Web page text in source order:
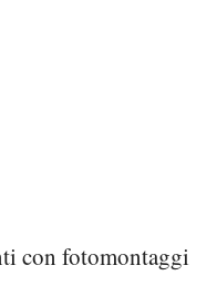
con fotomontaggi